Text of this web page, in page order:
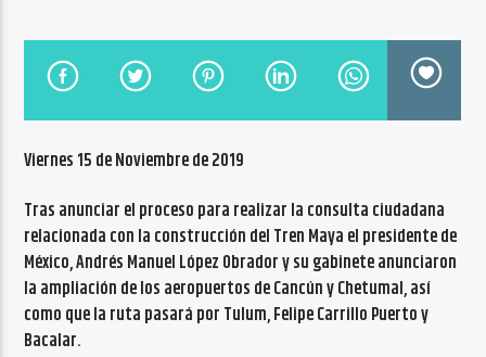
NO TITLES AVAILABLE
Radio VoxQR
Viernes 15 de Noviembre de 2019
Tras anunciar el proceso para realizar la consulta ciudadana
relacionada con la construcción del Tren Maya el presidente de
México, Andrés Manuel López Obrador y su gabinete anunciaron
la ampliación de los aeropuertos de Cancún y Chetumal, así
como que la ruta pasará por Tulum, Felipe Carrillo Puerto y
Bacalar.